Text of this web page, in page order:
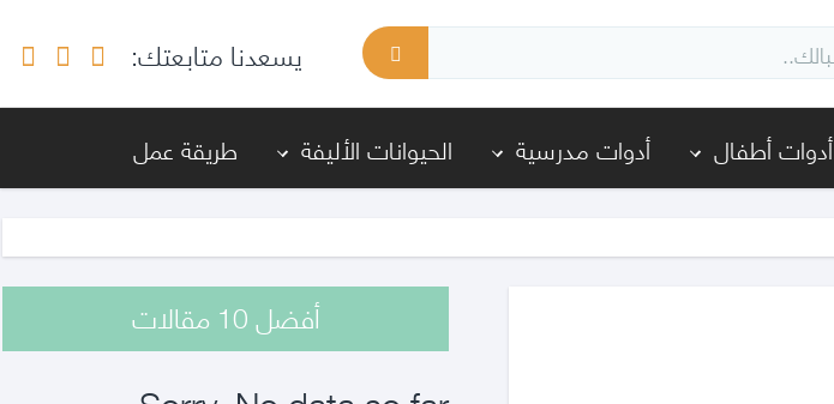
يسعدنا متابعتك:
أدوات أطفال أدوات مدرسية الحيوانات الأليفة طريقة عمل
أفضل 10 مقالات